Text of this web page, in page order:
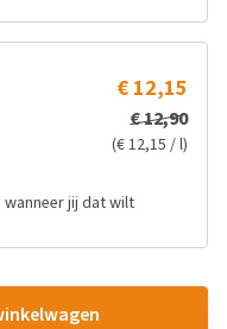
€ 12,15
€ 12,90
(€ 12,15 / l)
wanneer jij dat wilt